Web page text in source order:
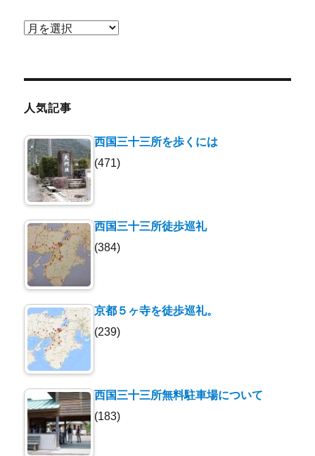
ア
ブ
人気記事
西国三十三所を歩くには
(471)
西国三十三所徒歩巡礼
(384)
京都５ヶ寺を徒歩巡礼。
(239)
西国三十三所無料駐車場について
(183)